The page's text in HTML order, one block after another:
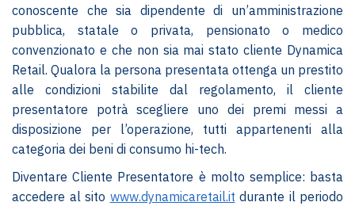
conoscente che sia dipendente di un’amministrazione
pubblica, statale o privata, pensionato o medico
convenzionato e che non sia mai stato cliente Dynamica
Retail. Qualora la persona presentata ottenga un prestito
alle condizioni stabilite dal regolamento, il cliente
presentatore potrà scegliere uno dei premi messi a
disposizione per l’operazione, tutti appartenenti alla
categoria dei beni di consumo hi-tech.
Diventare Cliente Presentatore è molto semplice: basta
accedere al sito www.dynamicaretail.it durante il periodo